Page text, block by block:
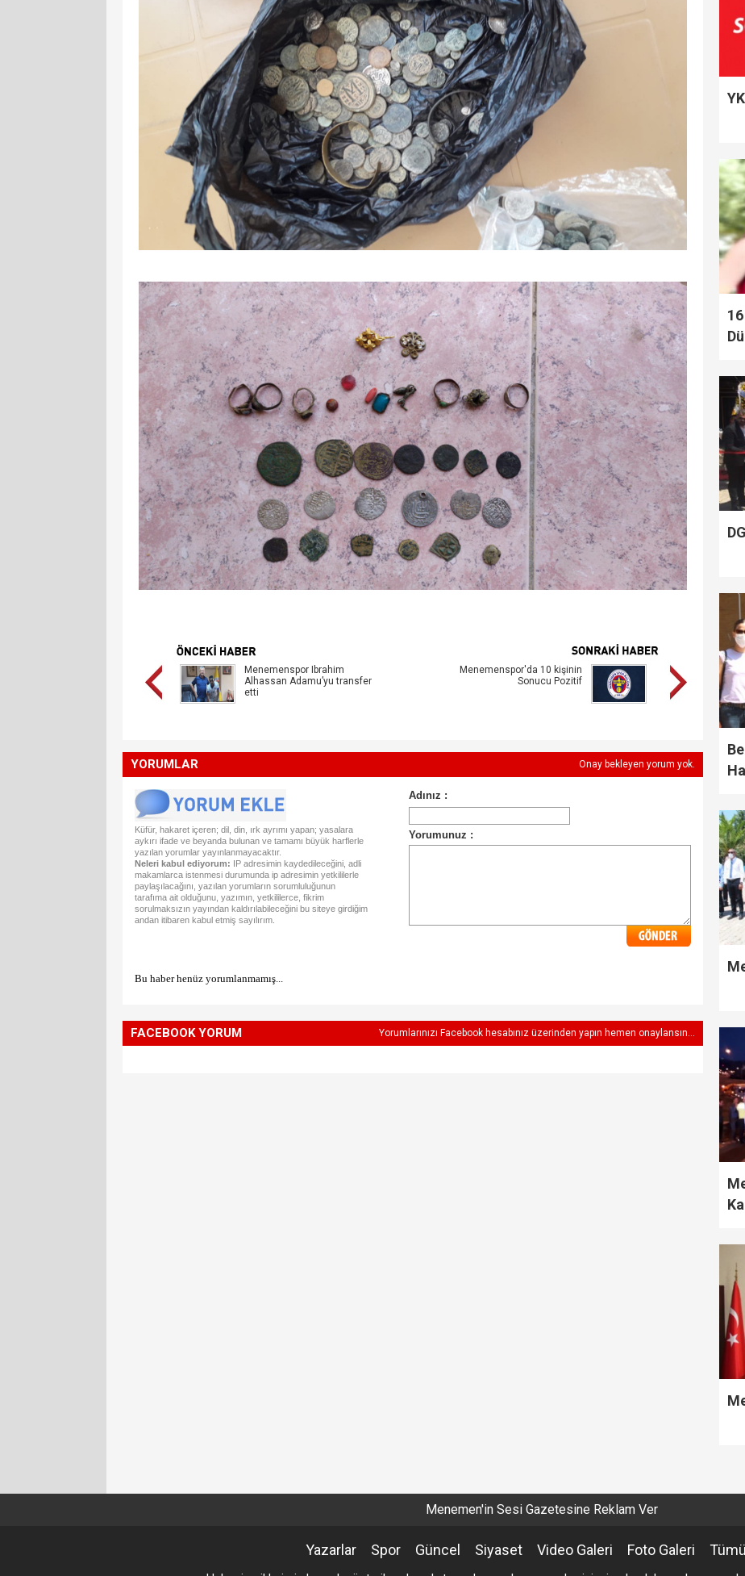
Menemenspor Ibrahim
Alhassan Adamu’yu transfer
etti
Menemenspor'da 10 kişinin
Sonucu Pozitif
YORUMLAR Onay bekleyen yorum yok.
Küfür, hakaret içeren; dil, din, ırk ayrımı yapan; yasalara
aykırı ifade ve beyanda bulunan ve tamamı büyük harflerle
yazılan yorumlar yayınlanmayacaktır.
Neleri kabul ediyorum: IP adresimin kaydedileceğini, adli
makamlarca istenmesi durumunda ip adresimin yetkililerle
paylaşılacağını, yazılan yorumların sorumluluğunun
tarafıma ait olduğunu, yazımın, yetkililerce, fikrim
sorulmaksızın yayından kaldırılabileceğini bu siteye girdiğim
andan itibaren kabul etmiş sayılırım.
Bu haber henüz yorumlanmamış...
FACEBOOK YORUM Yorumlarınızı Facebook hesabınız üzerinden yapın hemen onaylansın...
Menemen'in Sesi Gazetesine Reklam Ver
Yazarlar Spor Güncel Siyaset Video Galeri Foto Galeri Tümü